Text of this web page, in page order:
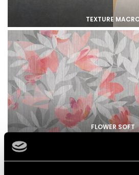
TEXTURE
FLOWER SOFT